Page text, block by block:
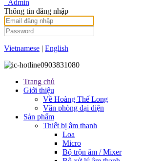
Admin
Thông tin đăng nhập
Vietnamese | English
0903831080
Trang chủ
Giới thiệu
Về Hoàng Thế Long
Văn phòng đại diện
Sản phẩm
Thiết bị âm thanh
Loa
Micro
Bộ trộn âm / Mixer